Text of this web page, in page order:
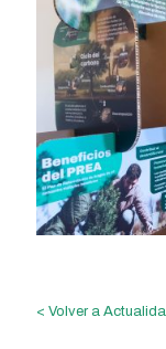
< Volver a